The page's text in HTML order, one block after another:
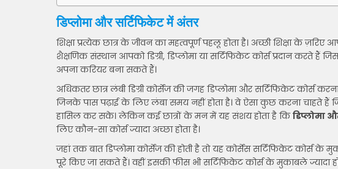
डिप्लोमा और सर्टिफिकेट में अंतर
शिक्षा प्रत्येक छात्र के जीवन का महत्वपूर्ण पहलू होता है। अच्छी शिक्षा के
शैक्षणिक संस्थान आपको डिग्री, डिप्लोमा या सर्टिफिकेट कोर्स प्रदान करते हैं
अपना करियर बना सकते हैं।
अधिकतर छात्र लंबी डिग्री कोर्सेज की जगह डिप्लोमा और सर्टिफिकेट कोर्स
जिनके पास पढ़ाई के लिए लंबा समय नहीं होता है। वे ऐसा कुछ करना चाहते हैं
हासिल कर सके। लेकिन कई छात्रों के मन में यह संशय होता है किडिप्लोमा
लिए कौन-सा कोर्स ज्यादा अच्छा होता है।
जहां तक बात डिप्लोमा कोर्सेज की होती है तो यह कोर्सेस सर्टिफिकेट कोर्स के
पूरे किए जा सकते हैं। वहीं इसकी फीस भी सर्टिफिकेट कोर्स के मुकाबले ज्यादा